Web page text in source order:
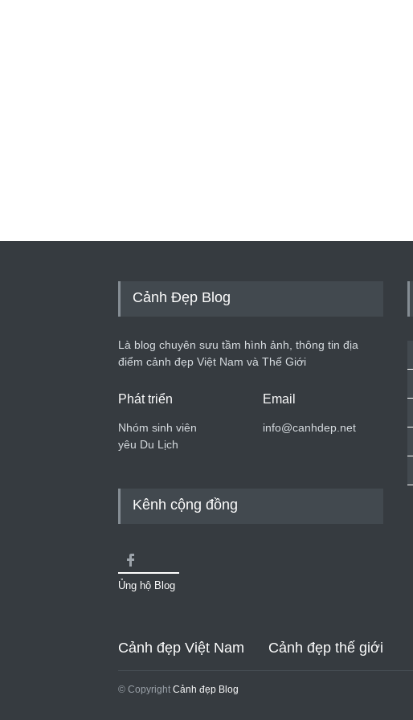
Cảnh Đẹp Blog
Là blog chuyên sưu tầm hình ảnh, thông tin địa
điểm cảnh đẹp Việt Nam và Thế Giới
Phát triển
Nhóm sinh viên
yêu Du Lịch
Email
info@canhdep.net
Kênh cộng đồng
Ủng hộ Blog
Cảnh đẹp Việt Nam Cảnh đẹp thế giới
© Copyright Cảnh đẹp Blog